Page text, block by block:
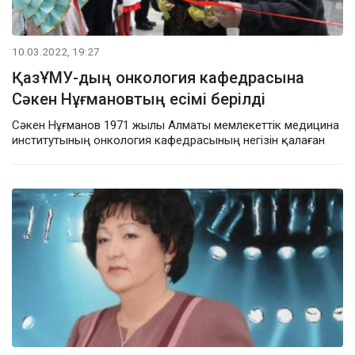
10.03.2022, 19:27
ҚазҰМУ-дың онкология кафедрасына
Сәкен Нұғмановтың есімі берілді
Сәкен Нұғманов 1971 жылы Алматы мемлекеттік медицина
институтының онкология кафедрасының негізін қалаған